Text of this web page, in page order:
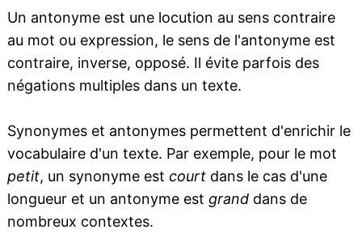
Un antonyme est une locution au sens contraire
au mot ou expression, le sens de l'antonyme est
contraire, inverse, opposé. Il évite parfois des
négations multiples dans un texte.
Synonymes et antonymes permettent d'enrichir le
vocabulaire d'un texte. Par exemple, pour le mot
petit, un synonyme est courtdans le cas d'une
longueur et un antonyme est granddans de
nombreux contextes.